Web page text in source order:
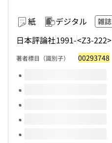
紙 デジタル 雑誌
日本評論社1991-<Z3-222>
著者標目（識別子） 00293748
このタイトルの巻号